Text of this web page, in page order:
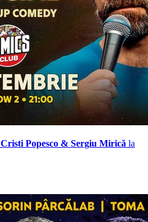
Cristi Popesco & Sergiu Mirică la